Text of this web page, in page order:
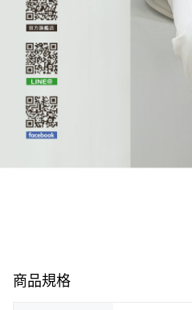
商品規格